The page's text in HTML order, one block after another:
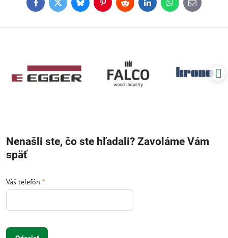
FacebookTwitterBlueskyPinterestReddit LinkedInWhatsApp
E-
mail
Nenašli ste, čo ste hľadali? Zavoláme Vám
späť
Váš telefón *